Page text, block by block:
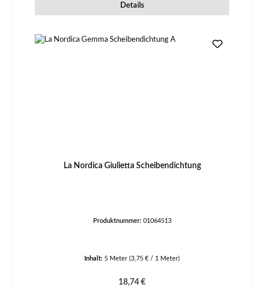
Details
La Nordica Giulietta Scheibendichtung
Produktnummer: 01064513
Inhalt: 5 Meter (3,75 € / 1 Meter)
Regulärer Preis:
18,74 €